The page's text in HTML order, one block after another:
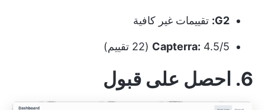
G2: تقييمات غير كافية
Capterra: 4.5/5 (22 تقييم)
6. احصل على قبول